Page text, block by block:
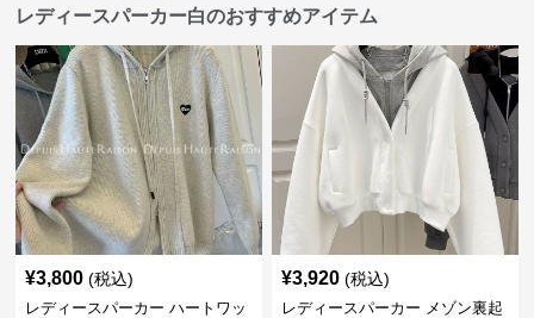
レディースパーカー白のおすすめアイテム
¥3,800 (税込)
レディースパーカー ハートワッ
¥3,920 (税込)
レディースパーカー メゾン裏起